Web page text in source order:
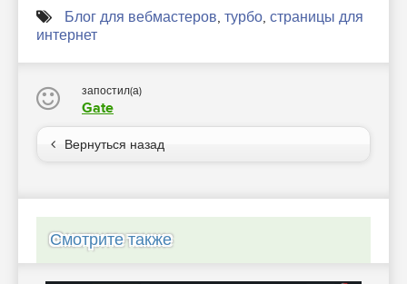
Блог для вебмастеров, турбо, страницы для
интернет
запостил(а)
Gate
Вернуться назад
Смотрите также